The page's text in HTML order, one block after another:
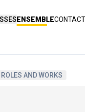
ENSEMBLECONTACT
ROLES AND WORKS